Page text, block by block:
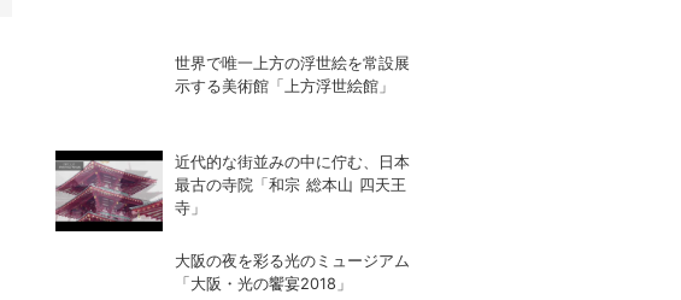
世界で唯一上方の浮世絵を常設展
示する美術館「上方浮世絵館」
近代的な街並みの中に佇む、日本
最古の寺院「和宗 総本山 四天王
寺」
大阪の夜を彩る光のミュージアム
「大阪・光の饗宴2018」